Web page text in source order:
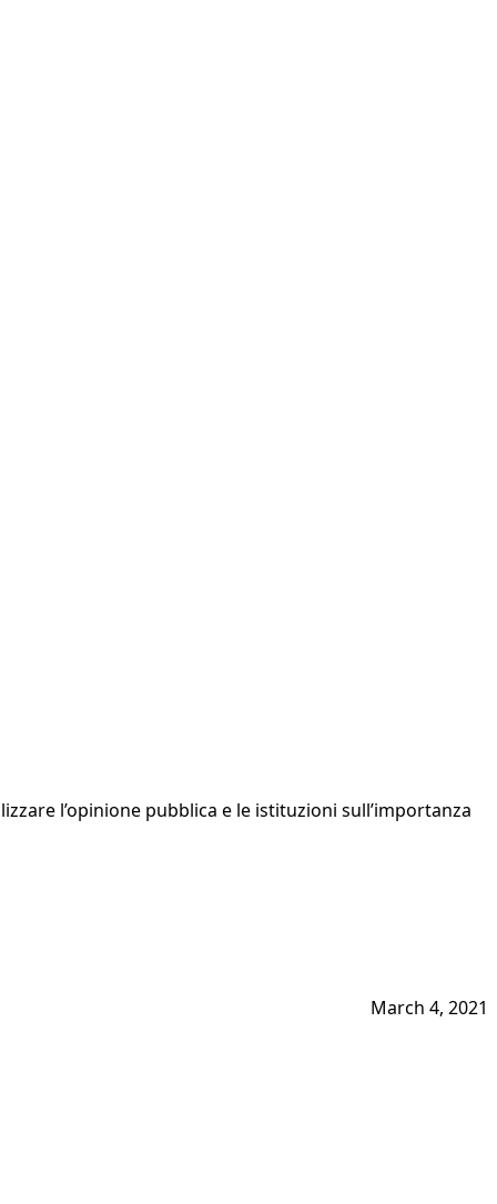
l’opinione pubblica e le istituzioni sull’importanza
March 4, 2021